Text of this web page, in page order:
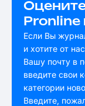
Pronline
Если Вы
и хотите от
Вашу почту в
введите свои
категории
Введите,